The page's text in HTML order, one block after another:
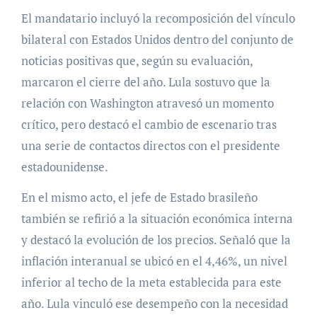
El mandatario incluyó la recomposición del vínculo
bilateral con Estados Unidos dentro del conjunto de
noticias positivas que, según su evaluación,
marcaron el cierre del año. Lula sostuvo que la
relación con Washington atravesó un momento
crítico, pero destacó el cambio de escenario tras
una serie de contactos directos con el presidente
estadounidense.
En el mismo acto, el jefe de Estado brasileño
también se refirió a la situación económica interna
y destacó la evolución de los precios. Señaló que la
inflación interanual se ubicó en el 4,46%, un nivel
inferior al techo de la meta establecida para este
año. Lula vinculó ese desempeño con la necesidad